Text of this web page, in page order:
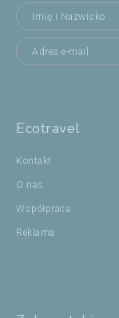
Ecotravel
Kontakt
O nas
Współpraca
Reklama